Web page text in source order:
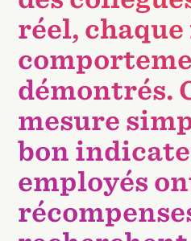
réel,
démontrés.
mesure
bon
employés